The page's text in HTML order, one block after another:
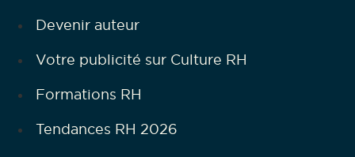
Devenir auteur
Votre publicité sur Culture RH
Formations RH
Tendances RH 2026